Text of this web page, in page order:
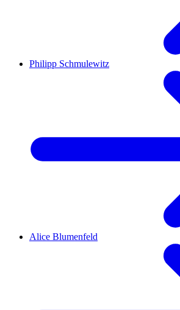
Philipp Schmulewitz
Alice Blumenfeld